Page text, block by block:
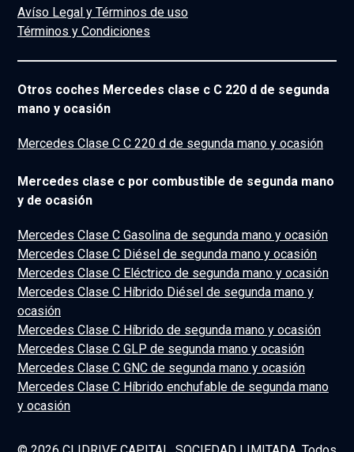
Avíso Legal y Términos de uso
Términos y Condiciones
Otros coches Mercedes clase c C 220 d de segunda
mano y ocasión
Mercedes Clase C C 220 d de segunda mano y ocasión
Mercedes clase c por combustible de segunda mano
y de ocasión
Mercedes Clase C Gasolina de segunda mano y ocasión
Mercedes Clase C Diésel de segunda mano y ocasión
Mercedes Clase C Eléctrico de segunda mano y ocasión
Mercedes Clase C Híbrido Diésel de segunda mano y
ocasión
Mercedes Clase C Híbrido de segunda mano y ocasión
Mercedes Clase C GLP de segunda mano y ocasión
Mercedes Clase C GNC de segunda mano y ocasión
Mercedes Clase C Híbrido enchufable de segunda mano
y ocasión